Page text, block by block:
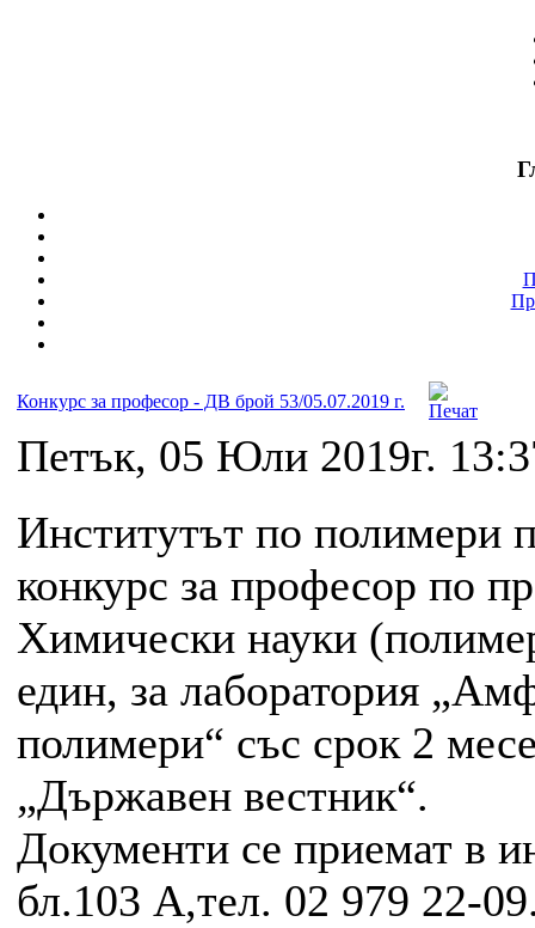
Конкурс за професор - ДВ брой 53/05.07.2019 г.
Петък, 05 Юли 2019г.
Институтът по полимери
конкурс за професор по
Химически науки
един, за лаборатория
полимери“ със срок 2
„Държавен вестник“.
Документи се приемат в
бл.103 А,тел. 02 979 22-